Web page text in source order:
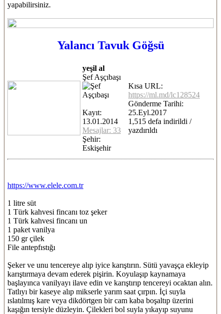
yapabilirsiniz.
Yalancı Tavuk Göğsü
yeşil al
Şef Aşçıbaşı
Kayıt:
13.01.2014
Mesajlar: 33
Şehir:
Eskişehir
Kısa URL:
https://ml.md/lc128524
Gönderme Tarihi:
25.Eyl.2017
1,515 defa indirildi /
yazdırıldı
https://www.elele.com.tr
1 litre süt
1 Türk kahvesi fincanı toz şeker
1 Türk kahvesi fincanı un
1 paket vanilya
150 gr çilek
File antepfıstığı
Şeker ve unu tencereye alıp iyice karıştırın. Sütü yavaşça ekleyip
karıştırmaya devam ederek pişirin. Koyulaşıp kaynamaya
başlayınca vanilyayı ilave edin ve karıştırıp tencereyi ocaktan alın.
Tatlıyı bir kaseye alıp mikserle yarım saat çırpın. İçi suyla
ıslatılmış kare veya dikdörtgen bir cam kaba boşaltıp üzerini
kaşığın tersiyle düzleyin. Çilekleri bol suyla yıkayıp suyunu